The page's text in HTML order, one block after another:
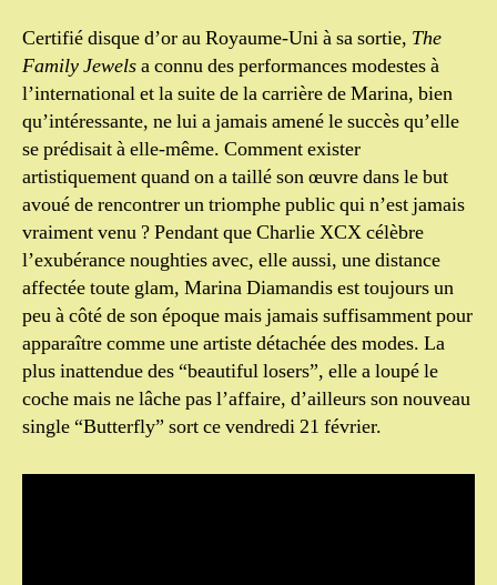
Certifié disque d’or au Royaume-Uni à sa sortie, The
Family Jewelsa connu des performances modestes à
l’international et la suite de la carrière de Marina, bien
qu’intéressante, ne lui a jamais amené le succès qu’elle
se prédisait à elle-même. Comment exister
artistiquement quand on a taillé son œuvre dans le but
avoué de rencontrer un triomphe public qui n’est jamais
vraiment venu ? Pendant que Charlie XCX célèbre
l’exubérance noughties avec, elle aussi, une distance
affectée toute glam, Marina Diamandis est toujours un
peu à côté de son époque mais jamais suffisamment pour
apparaître comme une artiste détachée des modes. La
plus inattendue des “beautiful losers”, elle a loupé le
coche mais ne lâche pas l’affaire, d’ailleurs son nouveau
single “Butterfly” sort ce vendredi 21 février.